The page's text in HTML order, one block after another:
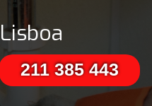
211 385 443